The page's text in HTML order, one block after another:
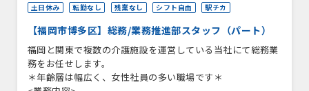
土日休み 転勤なし 残業なし シフト自由 駅チカ
【福岡市博多区】総務/業務推進部スタッフ（パート）
福岡と関東で複数の介護施設を運営している当社にて総務業
務をお任せします。
＊年齢層は幅広く、女性社員の多い職場です＊